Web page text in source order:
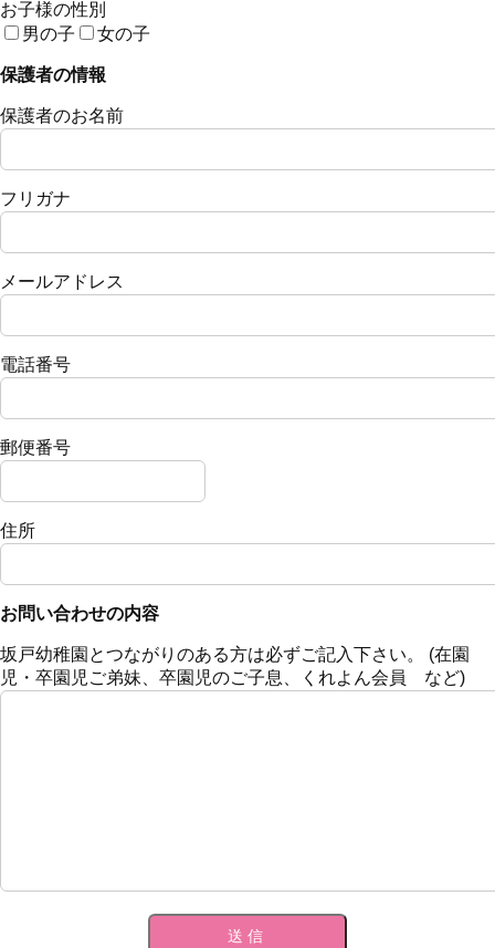
お子様の性別
男の子
女の子
保護者の情報
保護者のお名前
フリガナ
メールアドレス
電話番号
郵便番号
住所
お問い合わせの内容
坂戸幼稚園とつながりのある方は必ずご記入下さい。 (在園
児・卒園児ご弟妹、卒園児のご子息、くれよん会員 など)